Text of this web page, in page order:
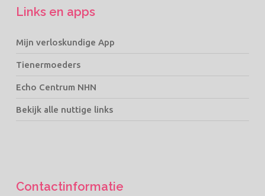
Links en apps
Mijn verloskundige App
Tienermoeders
Echo Centrum NHN
Bekijk alle nuttige links
Contactinformatie